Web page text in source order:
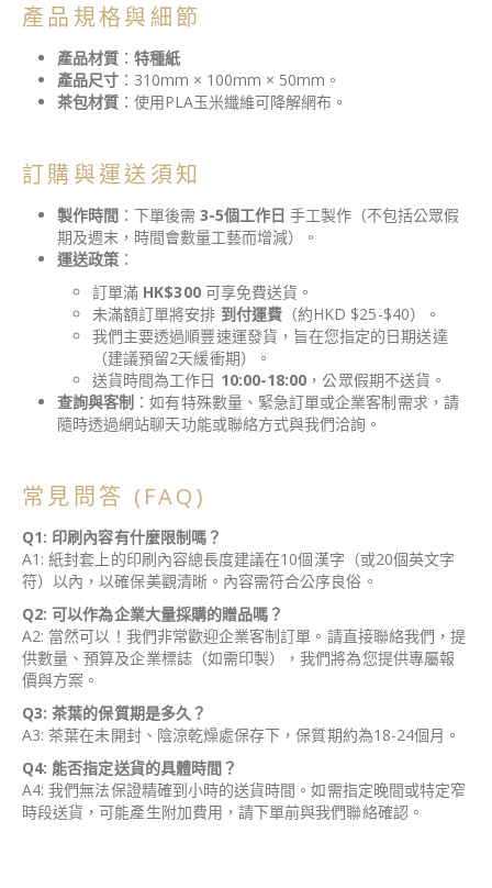
產品規格與細節
產品材質 ： 特種紙
產品尺寸 ：310mm × 100mm × 50mm。
茶包材質 ：使用PLA玉米纖維可降解網布。
訂購與運送須知
製作時間 ：下單後需 3-5個工作日 手工製作（不包括公眾假
期及週末，時間會數量工藝而增減）。
運送政策 ：
訂單滿 HK$300可享免費送貨。
未滿額訂單將安排 到付運費（約HKD $25-$40）。
我們主要透過順豐速運發貨，旨在您指定的日期送達
（建議預留2天緩衝期）。
送貨時間為工作日 10:00-18:00 ，公眾假期不送貨。
查詢與客制 ：如有特殊數量、緊急訂單或企業客制需求，請
隨時透過網站聊天功能或聯絡方式與我們洽詢。
常見問答 (FAQ)
Q1: 印刷內容有什麼限制嗎？
A1: 紙封套上的印刷內容總長度建議在10個漢字（或20個英文字
符）以內，以確保美觀清晰。內容需符合公序良俗。
Q2: 可以作為企業大量採購的贈品嗎？
A2: 當然可以！我們非常歡迎企業客制訂單。請直接聯絡我們，提
供數量、預算及企業標誌（如需印製），我們將為您提供專屬報
價與方案。
Q3: 茶葉的保質期是多久？
A3: 茶葉在未開封、陰涼乾燥處保存下，保質期約為18-24個月。
Q4: 能否指定送貨的具體時間？
A4: 我們無法保證精確到小時的送貨時間。如需指定晚間或特定窄
時段送貨，可能產生附加費用，請下單前與我們聯絡確認。